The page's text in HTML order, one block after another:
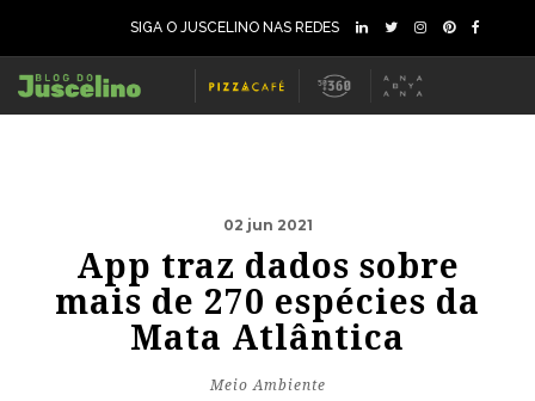
SIGA O JUSCELINO NAS REDES
02 jun 2021
App traz dados sobre
mais de 270 espécies da
Mata Atlântica
Meio Ambiente